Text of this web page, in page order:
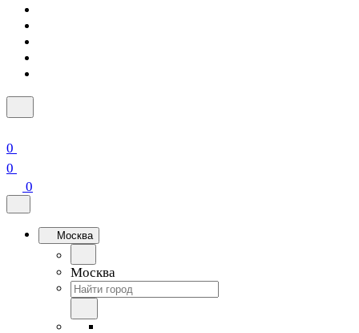
0
0
0
Москва
Москва